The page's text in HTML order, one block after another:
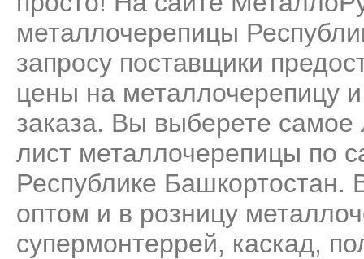
металлочерепицы
запросу поставщики
цены на металлочерепицу
заказа. Вы выберете
лист металлочерепицы по
Республике Башкортостан.
оптом и в розницу
супермонтеррей, каскад,